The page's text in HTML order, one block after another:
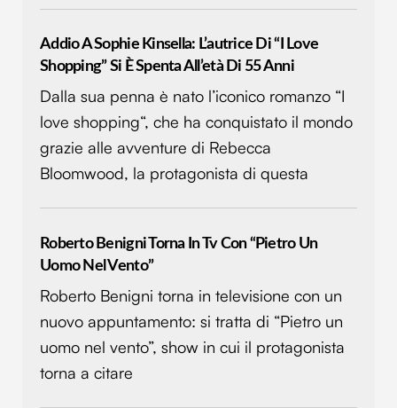
Addio A Sophie Kinsella: L’autrice Di “I Love
Shopping” Si È Spenta All’età Di 55 Anni
Dalla sua penna è nato l’iconico romanzo “I
love shopping“, che ha conquistato il mondo
grazie alle avventure di Rebecca
Bloomwood, la protagonista di questa
Roberto Benigni Torna In Tv Con “Pietro Un
Uomo Nel Vento”
Roberto Benigni torna in televisione con un
nuovo appuntamento: si tratta di “Pietro un
uomo nel vento”, show in cui il protagonista
torna a citare